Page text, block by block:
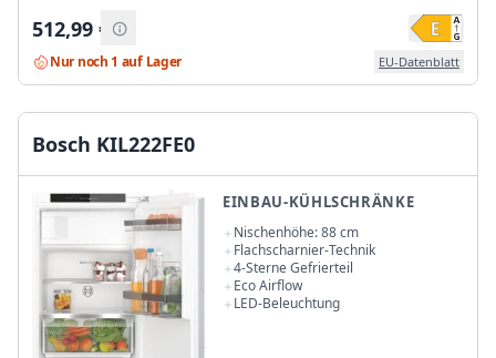
512,99 €
Nur noch 1 auf Lager EU-Datenblatt
Bosch KIL222FE0
EINBAU-KÜHLSCHRÄNKE
Nischenhöhe: 88 cm
Flachscharnier-Technik
4-Sterne Gefrierteil
Eco Airflow
LED-Beleuchtung